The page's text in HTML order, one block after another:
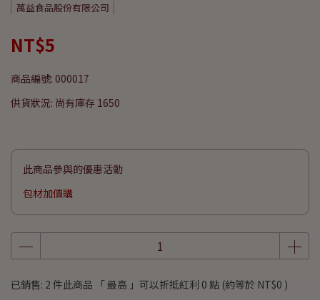
萬益食品股份有限公司
NT$5
商品編號: 000017
供貨狀況: 尚有庫存 1650
此商品參與的優惠活動
包材加價購
已銷售: 2 件此商品 「 最高 」可以折抵紅利 0 點 (約等於 NT$0 )